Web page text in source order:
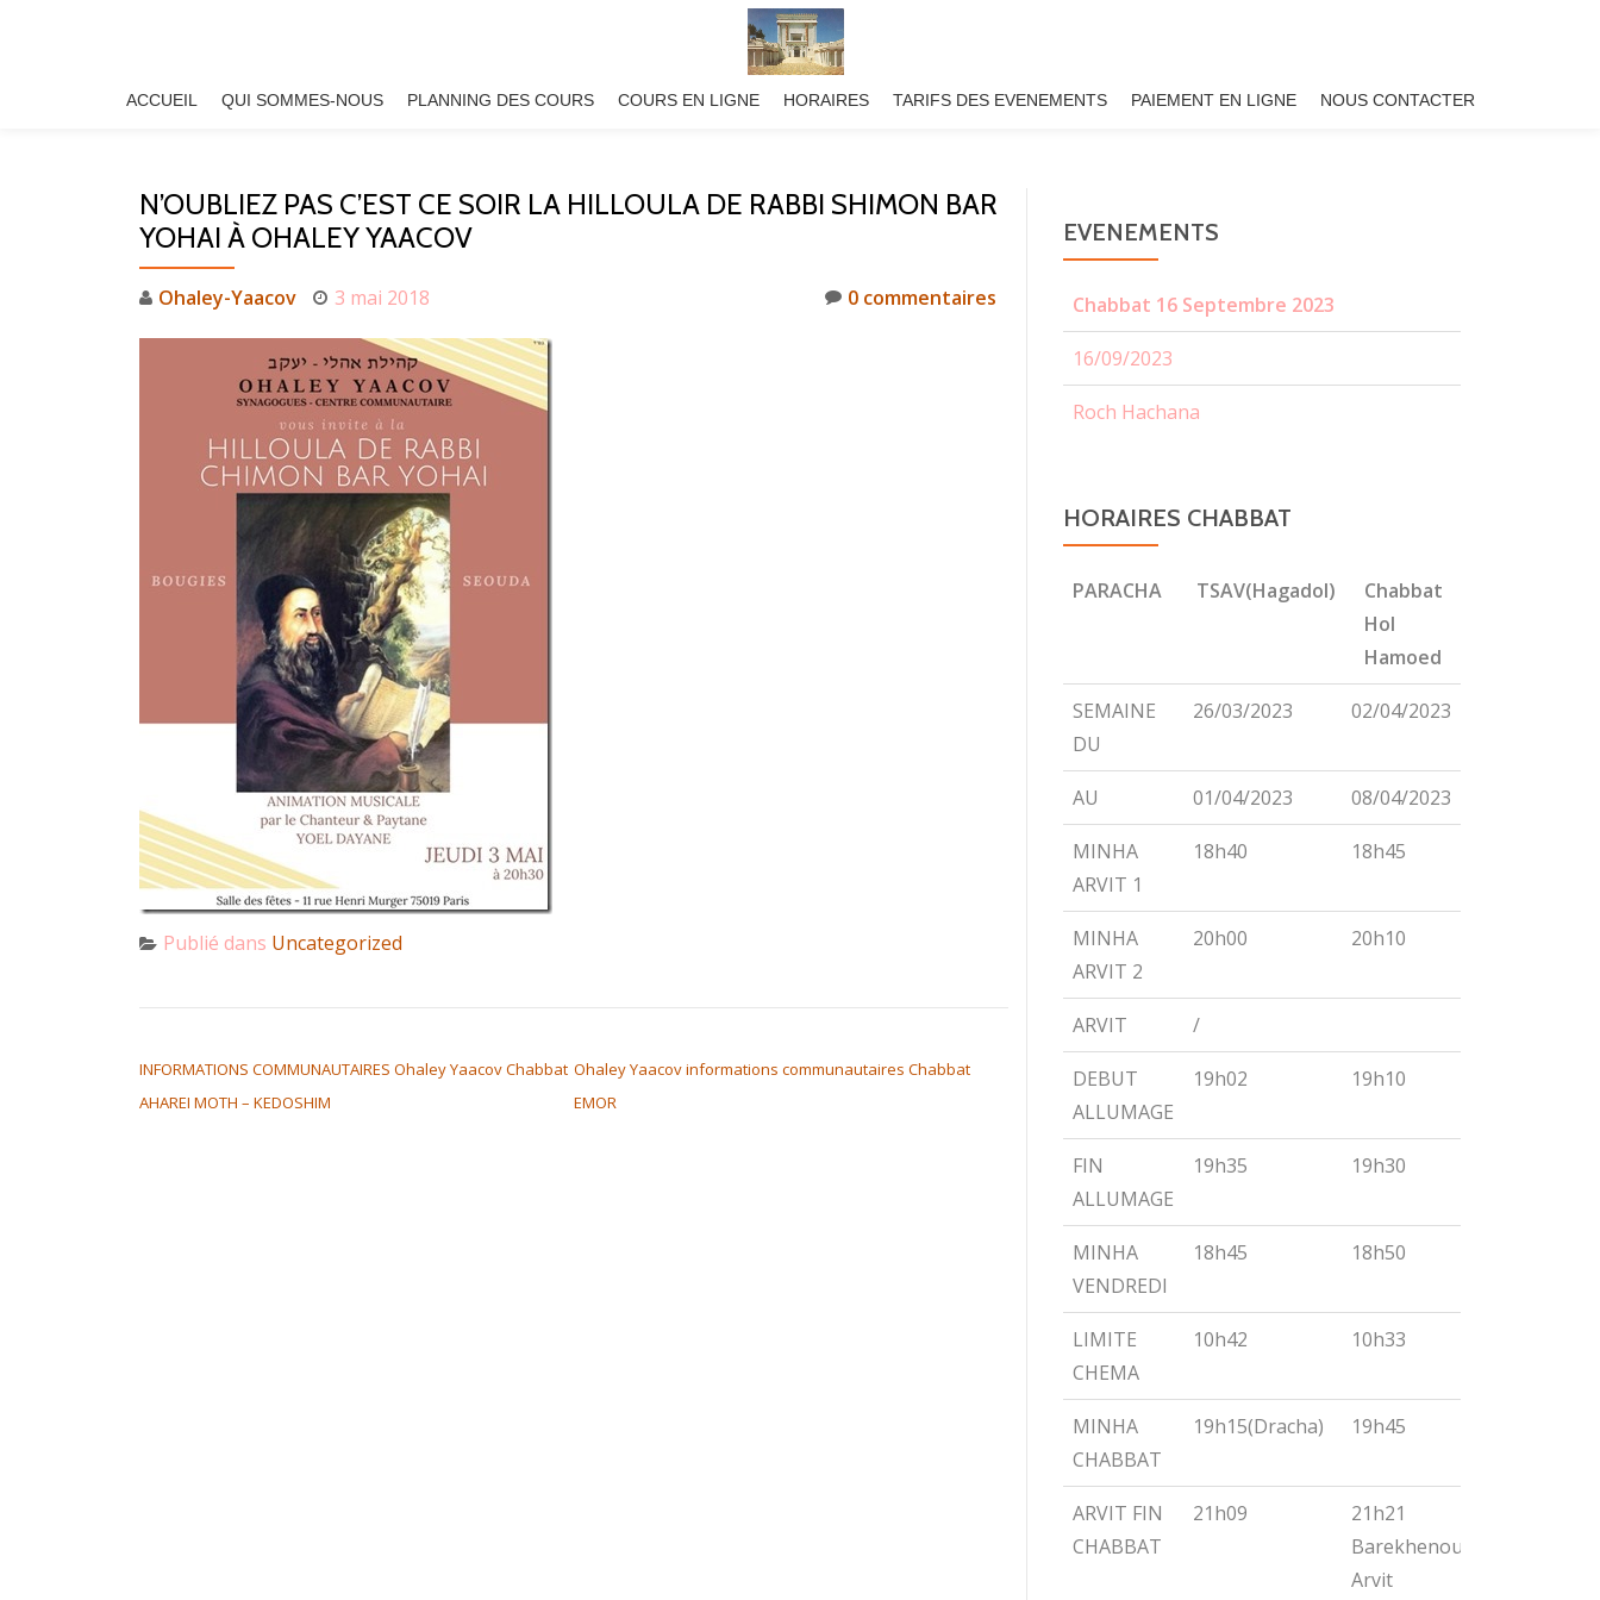
ACCUEIL QUI SOMMES-NOUS PLANNING DES COURS COURS EN LIGNE HORAIRES TARIFS DES EVENEMENTS PAIEMENT EN LIGNE NOUS CONTACTER
N’OUBLIEZ PAS C’EST CE SOIR LA HILLOULA DE RABBI SHIMON BAR
YOHAI À OHALEY YAACOV
Ohaley-Yaacov 3 mai 2018 0 commentaires
Publié dans Uncategorized
INFORMATIONS COMMUNAUTAIRES Ohaley Yaacov Chabbat
AHAREI MOTH – KEDOSHIM
Ohaley Yaacov informations communautaires Chabbat
EMOR
EVENEMENTS
Chabbat 16 Septembre 2023
16/09/2023
Roch Hachana
HORAIRES CHABBAT
PARACHA TSAV(Hagadol)
Chabbat
Hol
Hamoed
PARACHA TSAV(Hagadol)
Chabbat
Hamoed
SEMAINE
DU
26/03/2023 02/04/2023
AU 01/04/2023 08/04/2023
MINHA
ARVIT 1
18h40 18h45
MINHA
ARVIT 2
20h00 20h10
ARVIT /
DEBUT
ALLUMAGE
19h02 19h10
FIN
ALLUMAGE
19h35 19h30
MINHA
VENDREDI
18h45 18h50
LIMITE
CHEMA
10h42 10h33
MINHA
CHABBAT
19h15(Dracha) 19h45
ARVIT FIN
CHABBAT
21h09
21h21
Barekhenou
Arvit